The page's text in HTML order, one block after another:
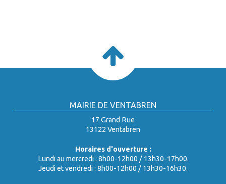
MAIRIE DE VENTABREN
17 Grand Rue
13122 Ventabren
Horaires d'ouverture :
Lundi au mercredi : 8h00-12h00 / 13h30-17h00.
Jeudi et vendredi : 8h00-12h00 / 13h30-16h30.